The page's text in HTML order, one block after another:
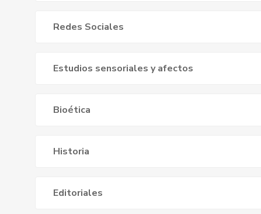
Redes Sociales
Estudios sensoriales y afectos
Bioética
Historia
Editoriales